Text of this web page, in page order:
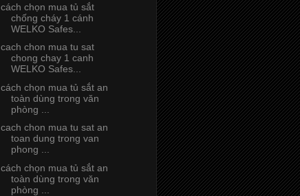
cách chọn mua tủ sắt
chống cháy 1 cánh
WELKO Safes...
cach chon mua tu sat
chong chay 1 canh
WELKO Safes...
cách chọn mua tủ sắt an
toàn dùng trong văn
phòng ...
cach chon mua tu sat an
toan dung trong van
phong ...
cách chọn mua tủ sắt an
toàn dùng trong văn
phòng ...